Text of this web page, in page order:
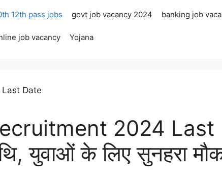
12th pass jobs govt job vacancy 2024 banking job
job vacancy Yojana
2024 Last
युवाओं के लिए सुनहरा